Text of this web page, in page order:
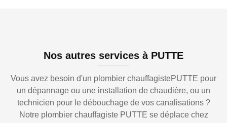
Nos autres services à PUTTE
Vous avez besoin d'un plombier chauffagistePUTTE pour
un dépannage ou une installation de chaudière, ou un
technicien pour le débouchage de vos canalisations ?
Notre plombier chauffagiste PUTTE se déplace chez